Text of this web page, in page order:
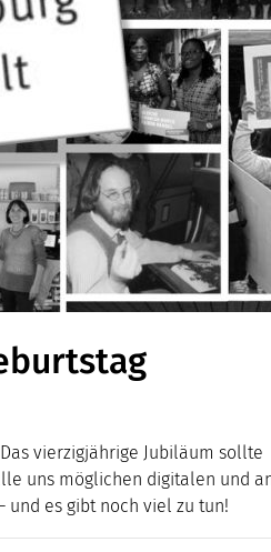
vierzigjährige Jubiläum sollte
uns möglichen digitalen und
und es gibt noch viel zu tun!